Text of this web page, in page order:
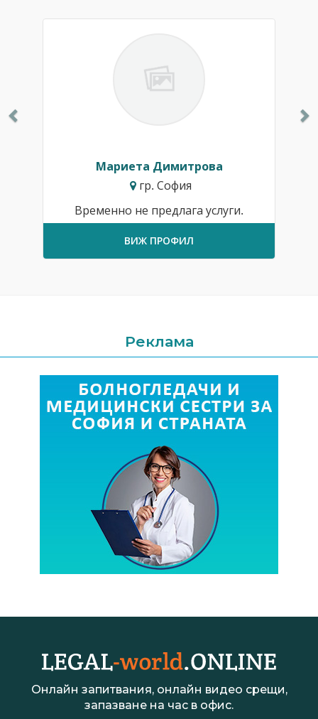
Мариета Димитрова
гр. София
Временно не предлага услуги.
ВИЖ ПРОФИЛ
Реклама
Онлайн запитвания, онлайн видео срещи,
запазване на час в офис.